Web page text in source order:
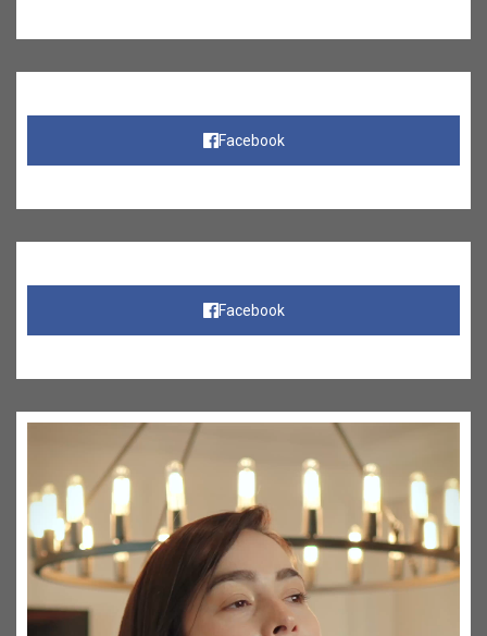
Facebook
Facebook